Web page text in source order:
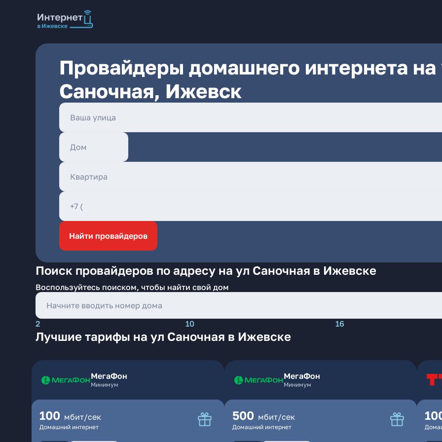
Провайдеры домашнего интернета на
Саночная, Ижевск
Найти провайдеров
Поиск провайдеров по адресу на ул Саночная в Ижевске
Воспользуйтесь поиском, чтобы найти свой дом
2 10 16
Лучшие тарифы на ул Саночная в Ижевске
МегаФон
Минимум
100 мбит/сек
Домашний интернет
МегаФон
Минимум
500 мбит/сек
Домашний интернет